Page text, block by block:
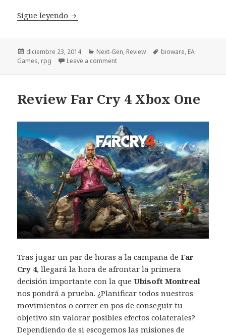
Sigue leyendo Review Dragon Age Inquisition Xbox One
Publicado
el
diciembre 23, 2014 Categorías
Next-Gen, Review Etiquetas
bioware, EA
Games, rpg Leave a comment
Review Far Cry 4 Xbox One
Tras jugar un par de horas a la campaña deFar
Cry 4, llegará la hora de afrontar la primera
decisión importante con la queUbisoft Montreal
nos pondrá a prueba. ¿Planificar todos nuestros
movimientos o correr en pos de conseguir tu
objetivo sin valorar posibles efectos colaterales?
Dependiendo de si escogemos las misiones de